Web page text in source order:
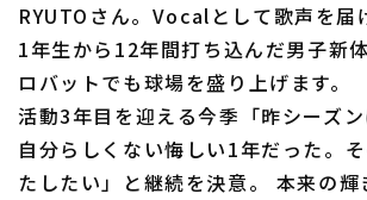
RYUTOさん。Vocalとして歌声を届
1年生から12年間打ち込んだ男子新
ロバットでも球場を盛り上げます。
活動3年目を迎える今季「昨シーズン
自分らしくない悔しい1年だった。
たしたい」と継続を決意。 本来の輝